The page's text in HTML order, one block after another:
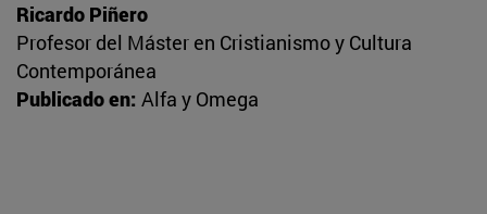
Ricardo Piñero
Profesor del Máster en Cristianismo y Cultura
Contemporánea
Publicado en: Alfa y Omega